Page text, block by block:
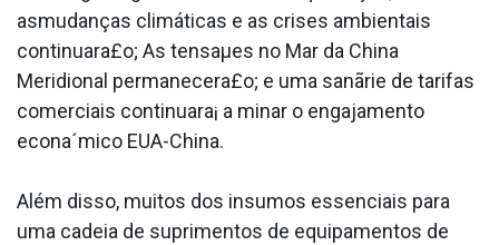
asmudanças climáticas e as crises ambientais
continuara£o; As tensaµes no Mar da China
Meridional permanecera£o; e uma sanãrie de tarifas
comerciais continuara¡ a minar o engajamento
econa´mico EUA-China.
Além disso, muitos dos insumos essenciais para
uma cadeia de suprimentos de equipamentos de